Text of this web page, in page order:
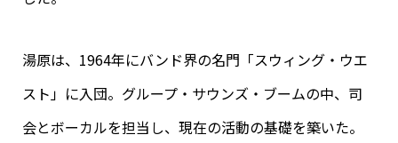
湯原は、1964年にバンド界の名門「スウィング・ウエ
スト」に入団。グループ・サウンズ・ブームの中、司
会とボーカルを担当し、現在の活動の基礎を築いた。